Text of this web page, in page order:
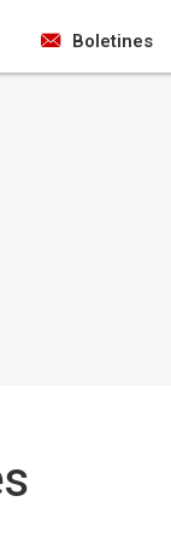
Boletines